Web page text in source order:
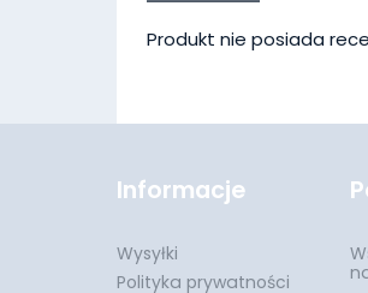
Produkt nie posiada
Informacje
Wysyłki
Polityka prywatności